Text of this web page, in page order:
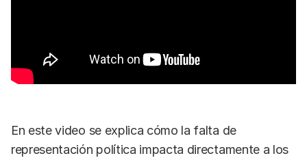
En este video se explica cómo la falta de
representación política impacta directamente a los